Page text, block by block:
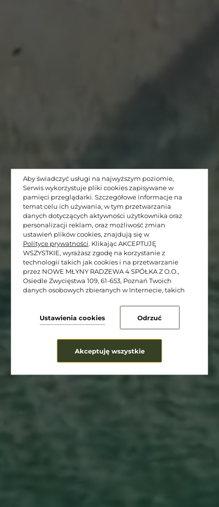
★★★★★
Cocco Lagoon
Resort & SPA
Aby świadczyć usługi na najwyższym poziomie,
Serwis wykorzystuje pliki cookies zapisywane w
pamięci przeglądarki. Szczegółowe informacje na
temat celu ich używania, w tym przetwarzania
danych dotyczących aktywności użytkownika oraz
personalizacji reklam, oraz możliwość zmian
ustawień plików cookies, znajdują się w
Polityce prywatności . Klikając AKCEPTUJĘ
WSZYSTKIE, wyrażasz zgodę na korzystanie z
technologii takich jak cookies i na przetwarzanie
przez NOWE MŁYNY RADZEWA 4 SPÓŁKA Z O.O.,
Osiedle Zwycięstwa 109, 61-653, Poznań Twoich
danych osobowych zbieranych w Internecie, takich
analitycznych i marketingowych (w tym do
zautomatyzowanego dopasowania reklam do Twoich
zainteresowań, mierzenia ich skuteczności oraz
szczegółowe preferencje dotyczące zgód możesz
dokonać wustawieniach.
Ustawienia cookies Odrzuć
Akceptuję wszystkie